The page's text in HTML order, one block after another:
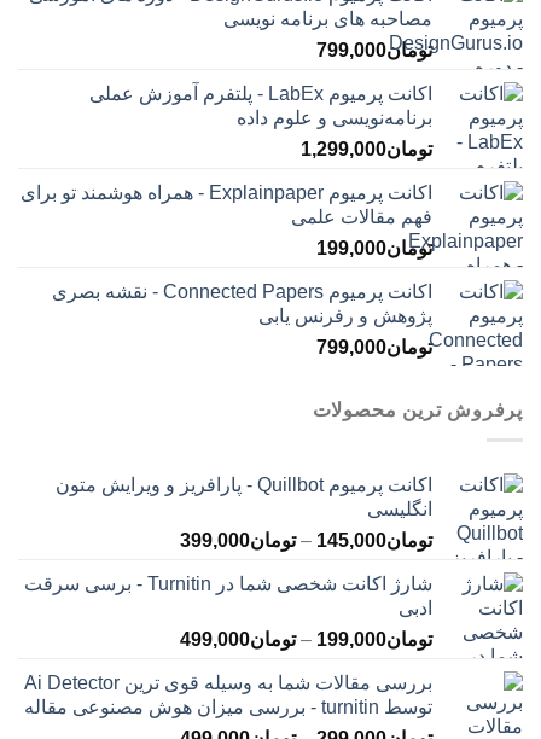
مصاحبه ‌های برنامه نویسی
تومان799,000
اکانت پرمیوم LabEx - پلتفرم آموزش عملی
برنامه‌نویسی و علوم داده
تومان1,299,000
اکانت پرمیوم Explainpaper - همراه هوشمند تو برای
فهم مقالات علمی
تومان199,000
اکانت پرمیوم Connected Papers - نقشه بصری
پژوهش و رفرنس یابی
تومان799,000
پرفروش ترین محصولات
اکانت پرمیوم Quillbot - پارافریز و ویرایش متون
انگلیسی
تومان145,000
– تومان399,000محدوده
تومان145,000
تومان399,000
شارژ اکانت شخصی شما در Turnitin - برسی سرقت
ادبی
تومان199,000
– تومان499,000محدوده
تومان199,000
تا
بررسی مقالات شما به وسیله قوی ترین Ai Detector
توسط turnitin - بررسی میزان هوش مصنوعی مقاله